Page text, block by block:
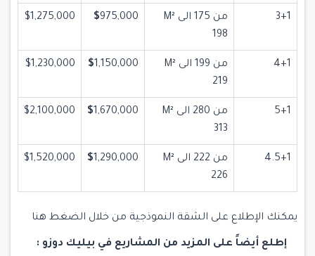
3+1
من 175 الى M²
198
$975,000
$1,275,000
4+1
من 199 الى M²
219
$1,150,000
$1,230,000
5+1
من 280 الى M²
313
$1,670,000
$2,100,000
4.5+1
من 222 الى M²
226
$1,290,000
$1,520,000
يمكنك الإطلاع على الشقة النموذجية من خلال الضغط هنا
إطلع أيضاً على المزيد من المشاريع في بيليك دوزو :